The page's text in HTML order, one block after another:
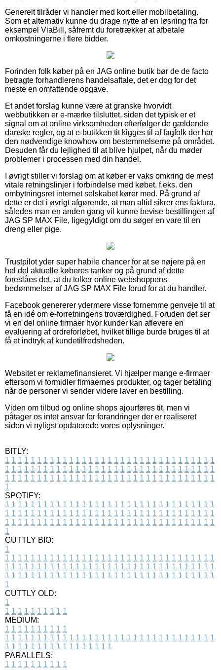
Generelt tilråder vi handler med kort eller mobilbetaling.
Som et alternativ kunne du drage nytte af en løsning fra for
eksempel ViaBill, såfremt du foretrækker at afbetale
omkostningerne i flere bidder.
Forinden folk køber på en JAG online butik bør de de facto
betragte forhandlerens handelsaftale, det er dog for det
meste en omfattende opgave.
Et andet forslag kunne være at granske hvorvidt
webbutikken er e-mærke tilsluttet, siden det typisk er et
signal om at online virksomheden efterfølger de gældende
danske regler, og at e-butikken tit kigges til af fagfolk der har
den nødvendige knowhow om bestemmelserne på området.
Desuden får du lejlighed til at blive hjulpet, når du møder
problemer i processen med din handel.
I øvrigt stiller vi forslag om at køber er vaks omkring de mest
vitale retningslinjer i forbindelse med købet, f.eks. den
ombytningsret internet selskabet kører med. På grund af
dette er det i øvrigt afgørende, at man altid sikrer ens faktura,
således man en anden gang vil kunne bevise bestillingen af
JAG SP MAX File, ligegyldigt om du søger en vare til en
dreng eller pige.
Trustpilot yder super habile chancer for at se nøjere på en
hel del aktuelle køberes tanker og på grund af dette
foreslåes det, at du tolker online webshoppens
bedømmelser af JAG SP MAX File forud for at du handler.
Facebook genererer ydermere visse fornemme genveje til at
få en idé om e-forretningens troværdighed. Foruden det ser
vi en del online firmaer hvor kunder kan aflevere en
evaluering af ordreforløbet, hvilket tillige burde bruges til at
få et indtryk af kundetilfredsheden.
Websitet er reklamefinansieret. Vi hjælper mange e-firmaer
eftersom vi formidler firmaernes produkter, og tager betaling
når de personer vi sender videre laver en bestilling.
Viden om tilbud og online shops ajourføres tit, men vi
påtager os intet ansvar for forandringer der er realiseret
siden vi nyligst opdaterede vores oplysninger.
BITLY:
1 1 1 1 1 1 1 1 1 1 1 1 1 1 1 1 1 1 1 1 1 1 1 1 1 1 1 1 1 1 1 1 1
1 1 1 1 1 1 1 1 1 1 1 1 1 1 1 1 1 1 1 1 1 1 1 1 1 1 1 1 1 1 1 1 1
1 1 1 1 1 1 1 1 1 1 1 1 1 1 1 1 1 1 1 1 1 1 1 1 1 1 1 1 1 1 1 1 1
1
SPOTIFY:
1 1 1 1 1 1 1 1 1 1 1 1 1 1 1 1 1 1 1 1 1 1 1 1 1 1 1 1 1 1 1 1 1
1 1 1 1 1 1 1 1 1 1 1 1 1 1 1 1 1 1 1 1 1 1 1 1 1 1 1 1 1 1 1 1 1
1 1 1 1 1 1 1 1 1 1 1 1 1 1 1 1 1 1 1 1 1 1 1 1 1 1 1 1 1 1 1 1 1
1
CUTTLY BIO:
1
1 1 1 1 1 1 1 1 1 1 1 1 1 1 1 1 1 1 1 1 1 1 1 1 1 1 1 1 1 1 1 1 1
1 1 1 1 1 1 1 1 1 1 1 1 1 1 1 1 1 1 1 1 1 1 1 1 1 1 1 1 1 1 1 1 1
1 1 1 1 1 1 1 1 1 1 1 1 1 1 1 1 1 1 1 1 1 1 1 1 1 1 1 1 1 1 1 1 1
1
CUTTLY OLD:
1
1 1 1 1 1 1 1 1 1 1
MEDIUM:
1 1 1 1 1 1 1 1 1 1
1 1 1 1 1 1 1 1 1 1 1 1 1 1 1 1 1 1 1 1 1 1 1 1 1 1 1 1 1 1 1 1 1
1 1 1 1 1 1 1 1 1 1 1 1 1 1 1 1 1
PARALLELS:
1 1 1 1 1 1 1 1 1 1